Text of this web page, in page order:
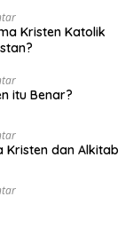
Kristen Katolik
itu Benar?
Kristen dan Alkitab